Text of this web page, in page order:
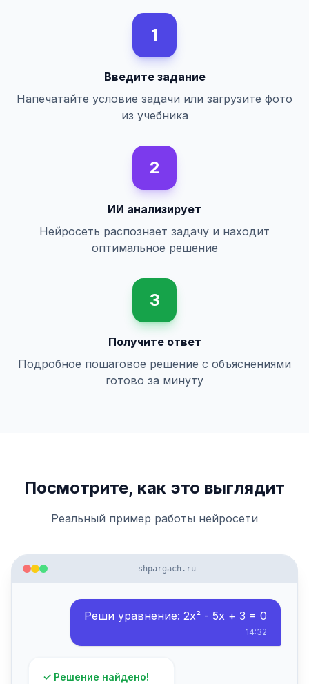
1
Введите задание
Напечатайте условие задачи или загрузите фото
из учебника
2
ИИ анализирует
Нейросеть распознает задачу и находит
оптимальное решение
3
Получите ответ
Подробное пошаговое решение с объяснениями
готово за минуту
Посмотрите, как это выглядит
Реальный пример работы нейросети
shpargach.ru
Реши уравнение: 2x² - 5x + 3 = 0
14:32
✓ Решение найдено!